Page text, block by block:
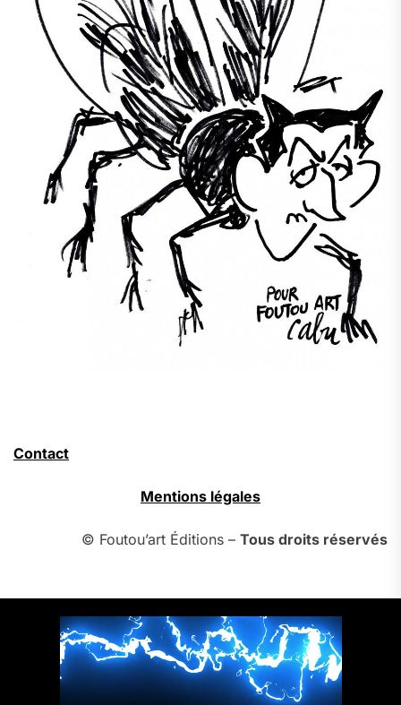
Contact
Mentions légales
© Foutou’art Éditions – Tous droits réservés